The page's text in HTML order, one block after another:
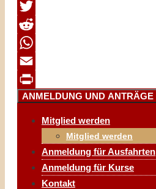
Facebook
Twitter
Reddit
WhatsApp
Email
Print
ANMELDUNG UND ANTRÄGE
Mitglied werden
Mitglied werden
Anmeldung für Ausfahrten
Anmeldung für Kurse
Kontakt